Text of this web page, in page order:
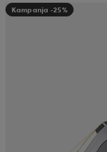
Kampanja -25%